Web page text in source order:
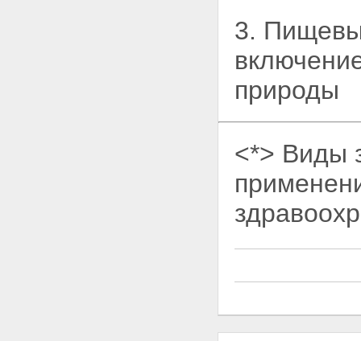
3.
природы
<*> Виды